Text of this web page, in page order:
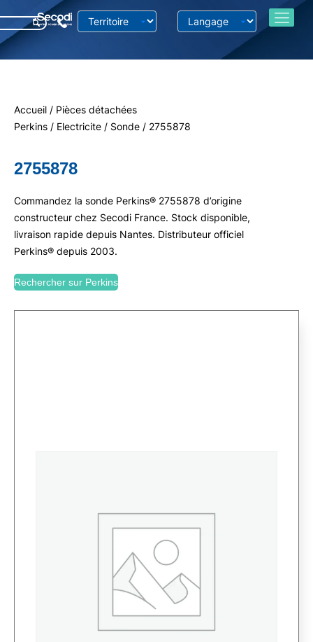
Accueil / Pièces détachées
Perkins / Electricite / Sonde / 2755878
2755878
Commandez la sonde Perkins® 2755878 d’origine
constructeur chez Secodi France. Stock disponible,
livraison rapide depuis Nantes. Distributeur officiel
Perkins® depuis 2003.
Rechercher sur Perkins